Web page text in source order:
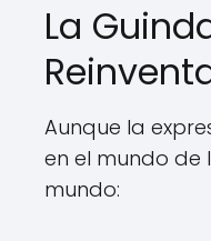
La
Aunque la
en el mundo de
mundo: